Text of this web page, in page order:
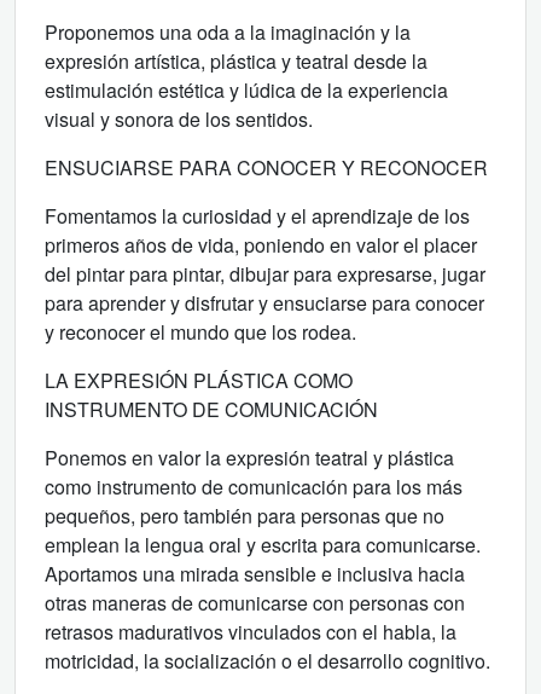
Proponemos una oda a la imaginación y la
expresión artística, plástica y teatral desde la
estimulación estética y lúdica de la experiencia
visual y sonora de los sentidos.
ENSUCIARSE PARA CONOCER Y RECONOCER
Fomentamos la curiosidad y el aprendizaje de los
primeros años de vida, poniendo en valor el placer
del pintar para pintar, dibujar para expresarse, jugar
para aprender y disfrutar y ensuciarse para conocer
y reconocer el mundo que los rodea.
LA EXPRESIÓN PLÁSTICA COMO
INSTRUMENTO DE COMUNICACIÓN
Ponemos en valor la expresión teatral y plástica
como instrumento de comunicación para los más
pequeños, pero también para personas que no
emplean la lengua oral y escrita para comunicarse.
Aportamos una mirada sensible e inclusiva hacia
otras maneras de comunicarse con personas con
retrasos madurativos vinculados con el habla, la
motricidad, la socialización o el desarrollo cognitivo.